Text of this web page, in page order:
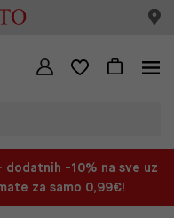
-10% na sve uz
za samo 0,99€!